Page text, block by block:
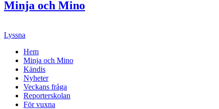
Lyssna
Hem
Minja och Mino
Kändis
Nyheter
Veckans fråga
Reporterskolan
För vuxna